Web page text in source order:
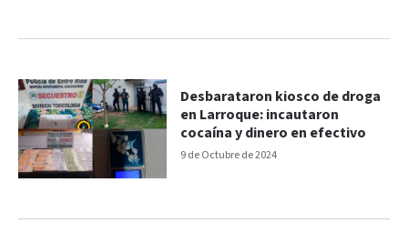
9 de Octubre de 2024
Desbarataron kiosco de droga
en Larroque: incautaron
cocaína y dinero en efectivo